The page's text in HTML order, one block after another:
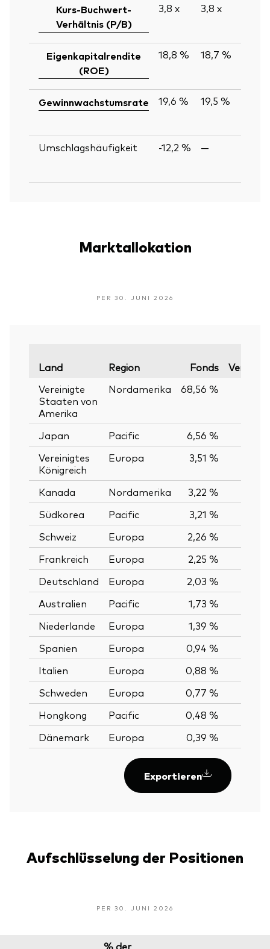
Kurs-Buchwert-
Verhältnis (P/B)
3,8 x 3,8 x
Eigenkapitalrendite
(ROE)
18,8 % 18,7 %
Gewinnwachstumsrate 19,6 % 19,5 %
Umschlagshäufigkeit -12,2 % —
Marktallokation
PER 30. JUNI 2026
Land Region Fonds
Vereinigte
Staaten von
Amerika
Nordamerika 68,56 %
Japan Pacific 6,56 %
Vereinigtes
Königreich
Europa 3,51 %
Kanada Nordamerika 3,22 %
Südkorea
Pacific 3,21 %
Schweiz
Europa 2,26 %
Frankreich
Europa 2,25 %
Deutschland
Europa 2,03 %
Australien
Pacific 1,73 %
Niederlande
Europa 1,39 %
Spanien
Europa 0,94 %
Italien
Europa 0,88 %
Schweden
Europa 0,77 %
Hongkong
Pacific 0,48 %
Dänemark
Europa 0,39 %
Exportieren
Aufschlüsselung der Positionen
PER 30. JUNI 2026
% der